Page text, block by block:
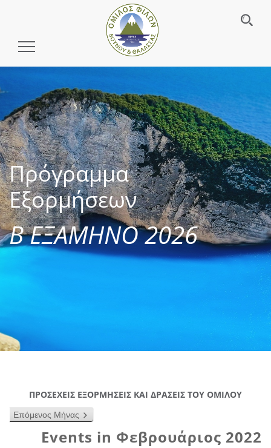
Toggle
Πρόγραμμα
Εξορμήσεων
Β ΕΞΑΜΗΝΟ 2026
ΠΡΟΣΕΧΕΙΣ ΕΞΟΡΜΗΣΕΙΣ ΚΑΙ ΔΡΑΣΕΙΣ ΤΟΥ ΟΜΙΛΟΥ
Επόμενος Μήνας
Events in Φεβρουάριος 2022